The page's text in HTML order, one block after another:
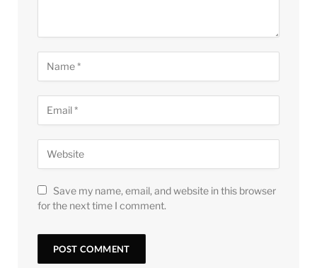
Save my name, email, and website in this browser
for the next time I comment.